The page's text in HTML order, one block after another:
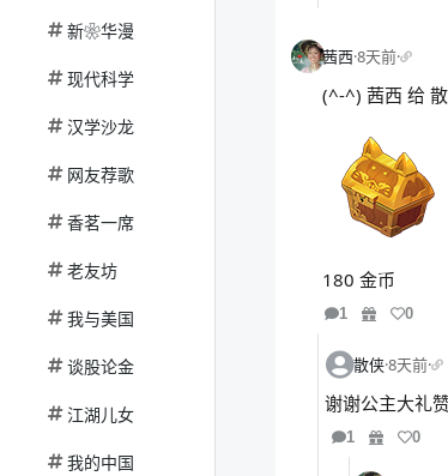
新❀华漫
现代科学
汉学沙龙
网友荐歌
香茗一席
老友坊
我与美国
谈股论金
江湖儿女
我的中国
茜西·8天前·
(^-^) 茜西 给 散
180 金币
1 0
散侠·8天前·
谢谢公主大礼
1 0